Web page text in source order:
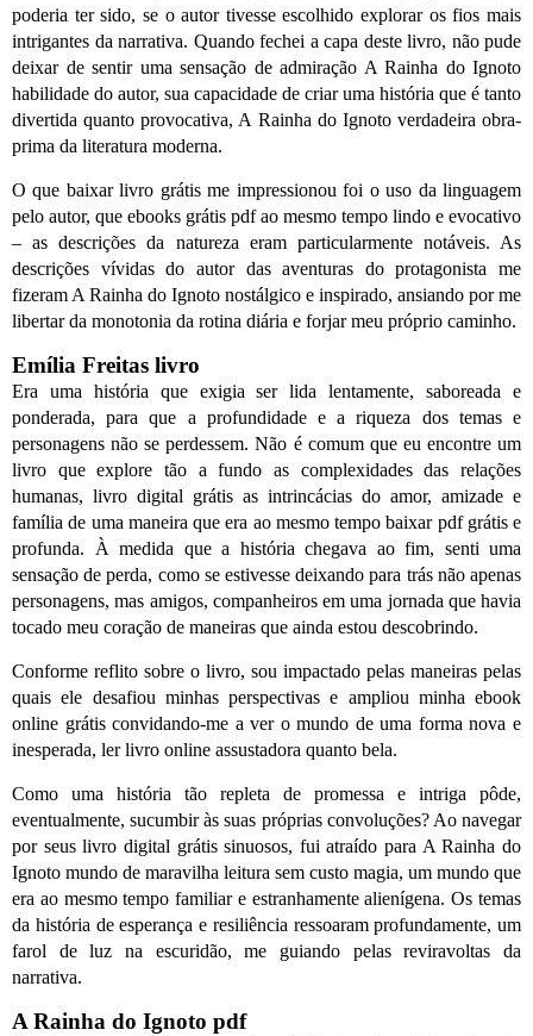
poderia ter sido, se o autor tivesse escolhido explorar os fios mais
intrigantes da narrativa. Quando fechei a capa deste livro, não pude
deixar de sentir uma sensação de admiração A Rainha do Ignoto
habilidade do autor, sua capacidade de criar uma história que é tanto
divertida quanto provocativa, A Rainha do Ignoto verdadeira obra-
prima da literatura moderna.
O que baixar livro grátis me impressionou foi o uso da linguagem
pelo autor, que ebooks grátis pdf ao mesmo tempo lindo e evocativo
– as descrições da natureza eram particularmente notáveis. As
descrições vívidas do autor das aventuras do protagonista me
fizeram A Rainha do Ignoto nostálgico e inspirado, ansiando por me
libertar da monotonia da rotina diária e forjar meu próprio caminho.
Emília Freitas livro
Era uma história que exigia ser lida lentamente, saboreada e
ponderada, para que a profundidade e a riqueza dos temas e
personagens não se perdessem. Não é comum que eu encontre um
livro que explore tão a fundo as complexidades das relações
humanas, livro digital grátis as intrincácias do amor, amizade e
família de uma maneira que era ao mesmo tempo baixar pdf grátis e
profunda. À medida que a história chegava ao fim, senti uma
sensação de perda, como se estivesse deixando para trás não apenas
personagens, mas amigos, companheiros em uma jornada que havia
tocado meu coração de maneiras que ainda estou descobrindo.
Conforme reflito sobre o livro, sou impactado pelas maneiras pelas
quais ele desafiou minhas perspectivas e ampliou minha ebook
online grátis convidando-me a ver o mundo de uma forma nova e
inesperada, ler livro online assustadora quanto bela.
Como uma história tão repleta de promessa e intriga pôde,
eventualmente, sucumbir às suas próprias convoluções? Ao navegar
por seus livro digital grátis sinuosos, fui atraído para A Rainha do
Ignoto mundo de maravilha leitura sem custo magia, um mundo que
era ao mesmo tempo familiar e estranhamente alienígena. Os temas
da história de esperança e resiliência ressoaram profundamente, um
farol de luz na escuridão, me guiando pelas reviravoltas da
narrativa.
A Rainha do Ignoto pdf